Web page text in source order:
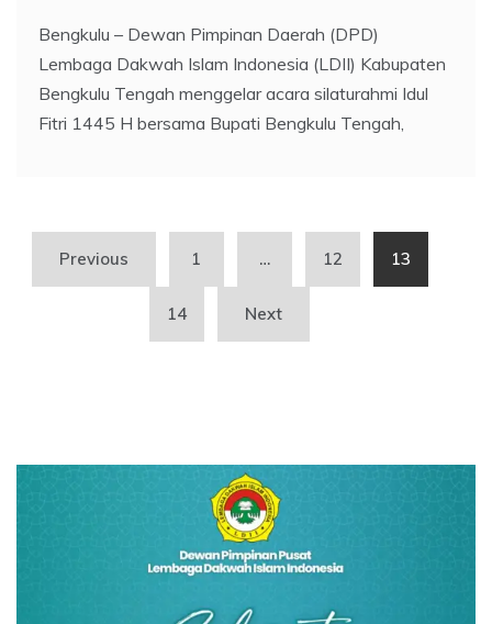
Bengkulu – Dewan Pimpinan Daerah (DPD)
Lembaga Dakwah Islam Indonesia (LDII) Kabupaten
Bengkulu Tengah menggelar acara silaturahmi Idul
Fitri 1445 H bersama Bupati Bengkulu Tengah,
Posts
pagination
Previous 1 … 12 13
14 Next